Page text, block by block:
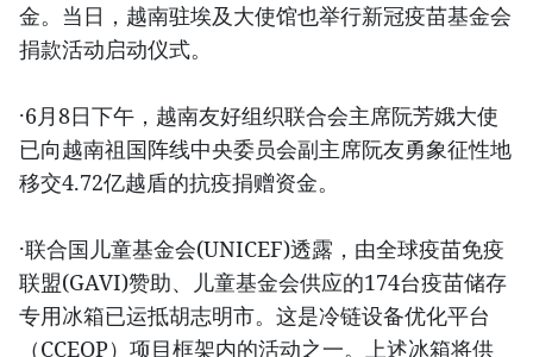
金。当日，越南驻埃及大使馆也举行新冠疫苗基金会
捐款活动启动仪式。
·6月8日下午，越南友好组织联合会主席阮芳娥大使
已向越南祖国阵线中央委员会副主席阮友勇象征性地
移交4.72亿越盾的抗疫捐赠资金。
·联合国儿童基金会(UNICEF)透露，由全球疫苗免疫
联盟(GAVI)赞助、儿童基金会供应的174台疫苗储存
专用冰箱已运抵胡志明市。这是冷链设备优化平台
（CCEOP）项目框架内的活动之一。上述冰箱将供